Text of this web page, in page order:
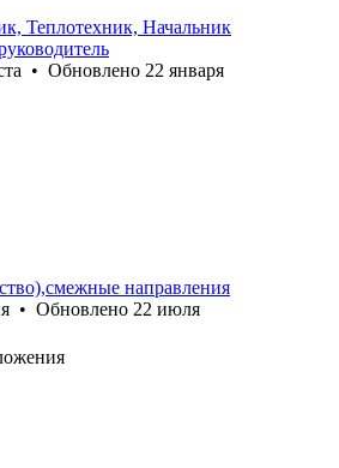
Теплотехник, Начальник
• Обновлено 22 января
направления
• Обновлено 22 июля